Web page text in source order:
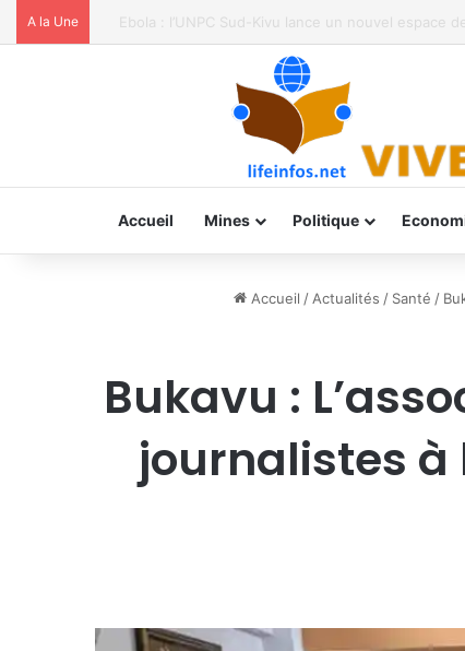
A la Une Spécial Mama à la paroisse Saint Jean-Paul II de
Accueil Mines Politique
Accueil / Actualités / Santé /
Bukavu :
journalistes